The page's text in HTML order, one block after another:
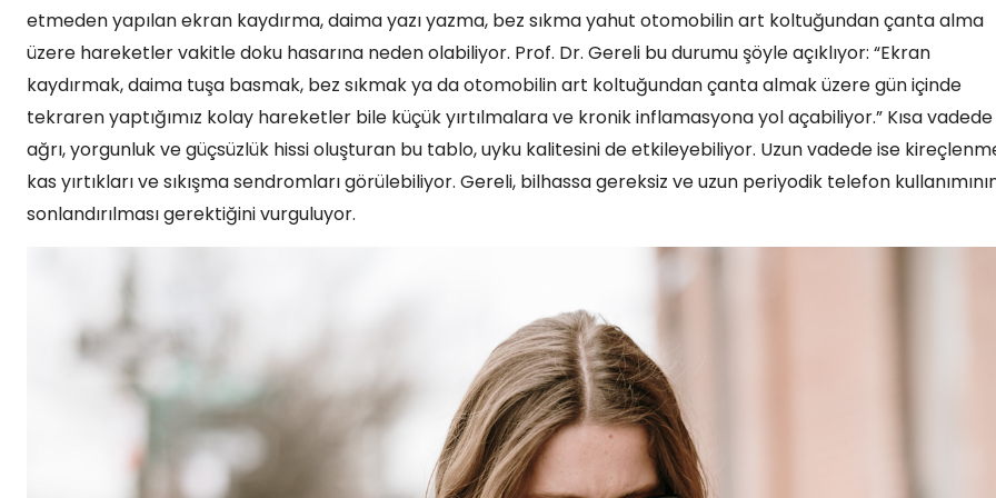
etmeden yapılan ekran kaydırma, daima yazı yazma, bez sıkma yahut otomobilin art koltuğundan çanta alma
üzere hareketler vakitle doku hasarına neden olabiliyor. Prof. Dr. Gereli bu durumu şöyle açıklıyor: “Ekran
kaydırmak, daima tuşa basmak, bez sıkmak ya da otomobilin art koltuğundan çanta almak üzere gün içinde
tekraren yaptığımız kolay hareketler bile küçük yırtılmalara ve kronik inflamasyona yol açabiliyor.” Kısa vadede
ağrı, yorgunluk ve güçsüzlük hissi oluşturan bu tablo, uyku kalitesini de etkileyebiliyor. Uzun vadede ise
kas yırtıkları ve sıkışma sendromları görülebiliyor. Gereli, bilhassa gereksiz ve uzun periyodik telefon
sonlandırılması gerektiğini vurguluyor.